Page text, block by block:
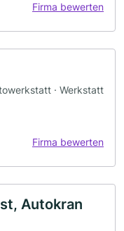
Firma bewerten
· Werkstatt
Firma bewerten
Autokran